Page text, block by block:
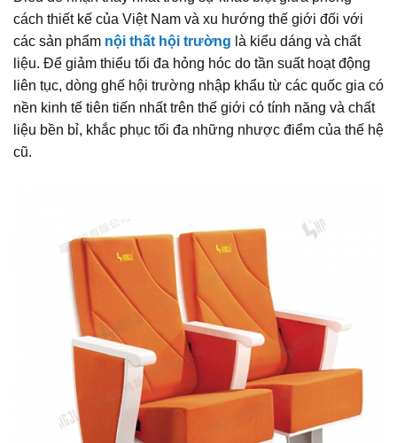
cách thiết kế của Việt Nam và xu hướng thế giới đối với
các sản phẩm nội thất hội trường là kiểu dáng và chất
liệu. Để giảm thiểu tối đa hỏng hóc do tần suất hoạt động
liên tục, dòng ghế hội trường nhập khẩu từ các quốc gia có
nền kinh tế tiên tiến nhất trên thế giới có tính năng và chất
liệu bền bỉ, khắc phục tối đa những nhược điểm của thế hệ
cũ.